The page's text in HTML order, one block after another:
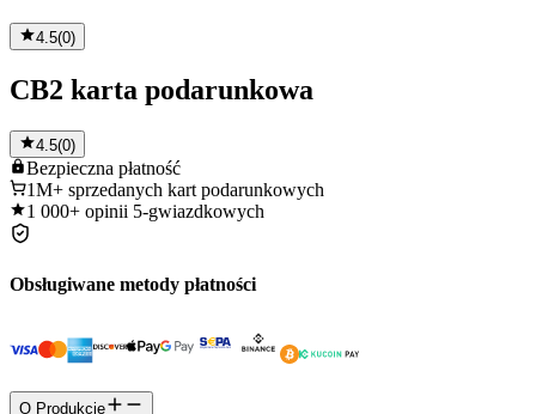
4.5(0)
CB2 karta podarunkowa
4.5(0)
Bezpieczna płatność
1M+ sprzedanych kart podarunkowych
1 000+ opinii 5-gwiazdkowych
Obsługiwane metody płatności
O Produkcie